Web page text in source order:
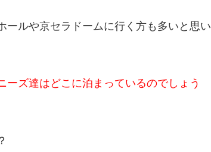
ールや京セラドームに行く方も多いと思い
ーズ達はどこに泊まっているのでしょう